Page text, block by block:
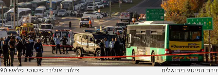
זירת הפיגוע בירושלים צילום: אוליבר פיטוסי, פלאש 90